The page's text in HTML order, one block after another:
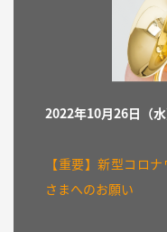
2022年10月26日（
【重要】新型コロ
さまへのお願い